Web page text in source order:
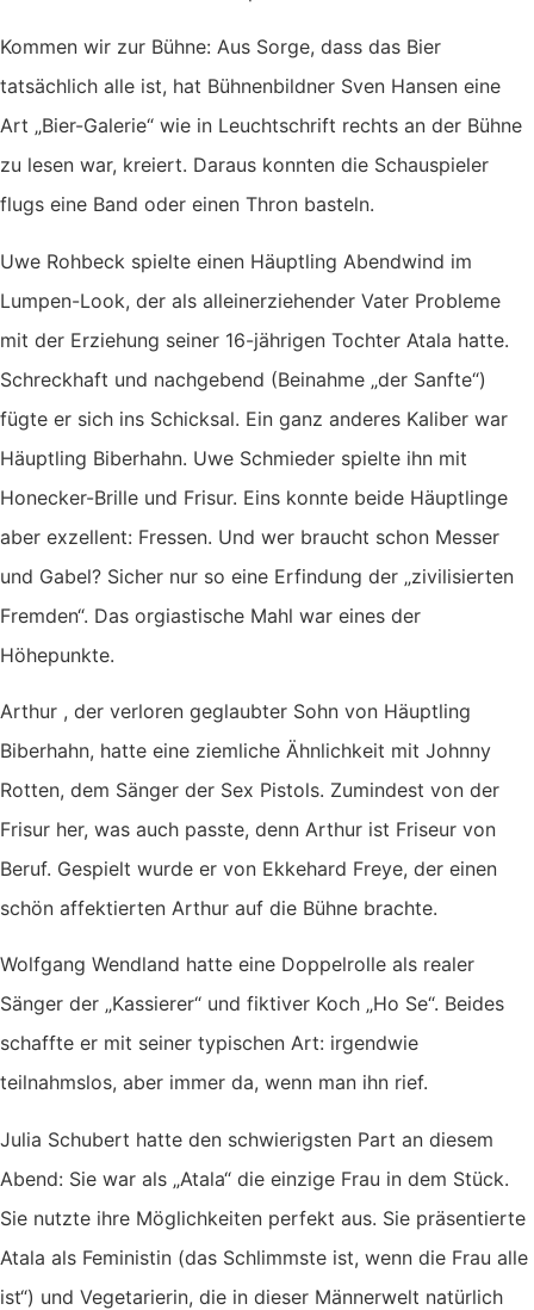
Kommen wir zur Bühne: Aus Sorge, dass das Bier
tatsächlich alle ist, hat Bühnenbildner Sven Hansen eine
Art „Bier-Galerie“ wie in Leuchtschrift rechts an der Bühne
zu lesen war, kreiert. Daraus konnten die Schauspieler
flugs eine Band oder einen Thron basteln.
Uwe Rohbeck spielte einen Häuptling Abendwind im
Lumpen-Look, der als alleinerziehender Vater Probleme
mit der Erziehung seiner 16-jährigen Tochter Atala hatte.
Schreckhaft und nachgebend (Beinahme „der Sanfte“)
fügte er sich ins Schicksal. Ein ganz anderes Kaliber war
Häuptling Biberhahn. Uwe Schmieder spielte ihn mit
Honecker-Brille und Frisur. Eins konnte beide Häuptlinge
aber exzellent: Fressen. Und wer braucht schon Messer
und Gabel? Sicher nur so eine Erfindung der „zivilisierten
Fremden“. Das orgiastische Mahl war eines der
Höhepunkte.
Arthur , der verloren geglaubter Sohn von Häuptling
Biberhahn, hatte eine ziemliche Ähnlichkeit mit Johnny
Rotten, dem Sänger der Sex Pistols. Zumindest von der
Frisur her, was auch passte, denn Arthur ist Friseur von
Beruf. Gespielt wurde er von Ekkehard Freye, der einen
schön affektierten Arthur auf die Bühne brachte.
Wolfgang Wendland hatte eine Doppelrolle als realer
Sänger der „Kassierer“ und fiktiver Koch „Ho Se“. Beides
schaffte er mit seiner typischen Art: irgendwie
teilnahmslos, aber immer da, wenn man ihn rief.
Julia Schubert hatte den schwierigsten Part an diesem
Abend: Sie war als „Atala“ die einzige Frau in dem Stück.
Sie nutzte ihre Möglichkeiten perfekt aus. Sie präsentierte
Atala als Feministin (das Schlimmste ist, wenn die Frau alle
ist“) und Vegetarierin, die in dieser Männerwelt natürlich